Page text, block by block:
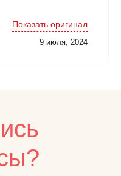
Показать оригинал
9 июля, 2024